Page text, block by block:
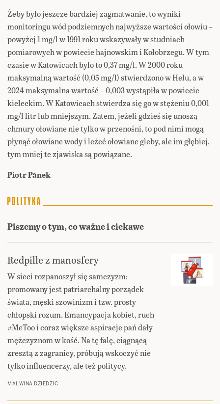
Żeby było jeszcze bardziej zagmatwanie, to wyniki
monitoringu wód podziemnych najwyższe wartości ołowiu –
powyżej 1 mg/l w 1991 roku wskazywały w studniach
pomiarowych w powiecie hajnowskim i Kołobrzegu. W tym
czasie w Katowicach było to 0,37 mg/l. W 2000 roku
maksymalną wartość (0,05 mg/l) stwierdzono w Helu, a w
2024 maksymalna wartość – 0,003 wystąpiła w powiecie
kieleckim. W Katowicach stwierdza się go w stężeniu 0,001
mg/l litr lub mniejszym. Zatem, jeżeli gdzieś się unoszą
chmury ołowiane nie tylko w przenośni, to pod nimi mogą
płynąć ołowiane wody i leżeć ołowiane gleby, ale im głębiej,
tym mniej te zjawiska są powiązane.
Piotr Panek
Piszemy o tym, co ważne i ciekawe
Redpille z manosfery
W sieci rozpanoszył się samczyzm:
promowany jest patriarchalny porządek
świata, męski szowinizm i tzw. prosty
chłopski rozum. Emancypacja kobiet, ruch
#MeToo i coraz większe aspiracje pań dały
mężczyznom w kość. Na tę falę, ciągnącą
zresztą z zagranicy, próbują wskoczyć nie
tylko influencerzy, ale też politycy.
MALWINA DZIEDZIC